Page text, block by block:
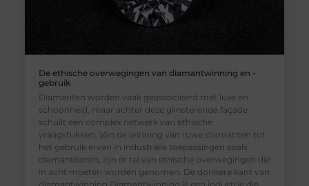
De ethische overwegingen van diamantwinning en -
gebruik
Diamanten worden vaak geassocieerd met luxe en
schoonheid, maar achter deze glinsterende façade
schuilt een complex netwerk van ethische
vraagstukken. Van de winning van ruwe diamanten tot
het gebruik ervan in industriële toepassingen zoals
diamantboren, zijn er tal van ethische overwegingen die
in acht moeten worden genomen. De donkere kant van